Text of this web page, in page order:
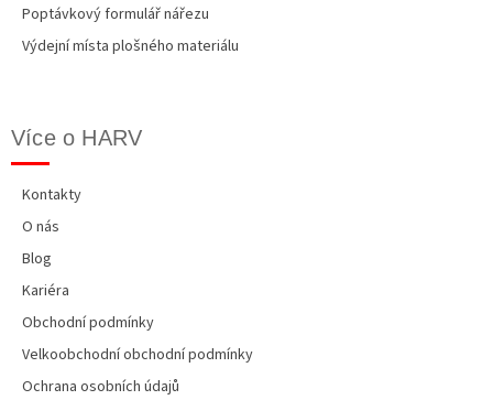
Poptávkový formulář nářezu
Výdejní místa plošného materiálu
Více o HARV
Kontakty
O nás
Blog
Kariéra
Obchodní podmínky
Velkoobchodní obchodní podmínky
Ochrana osobních údajů